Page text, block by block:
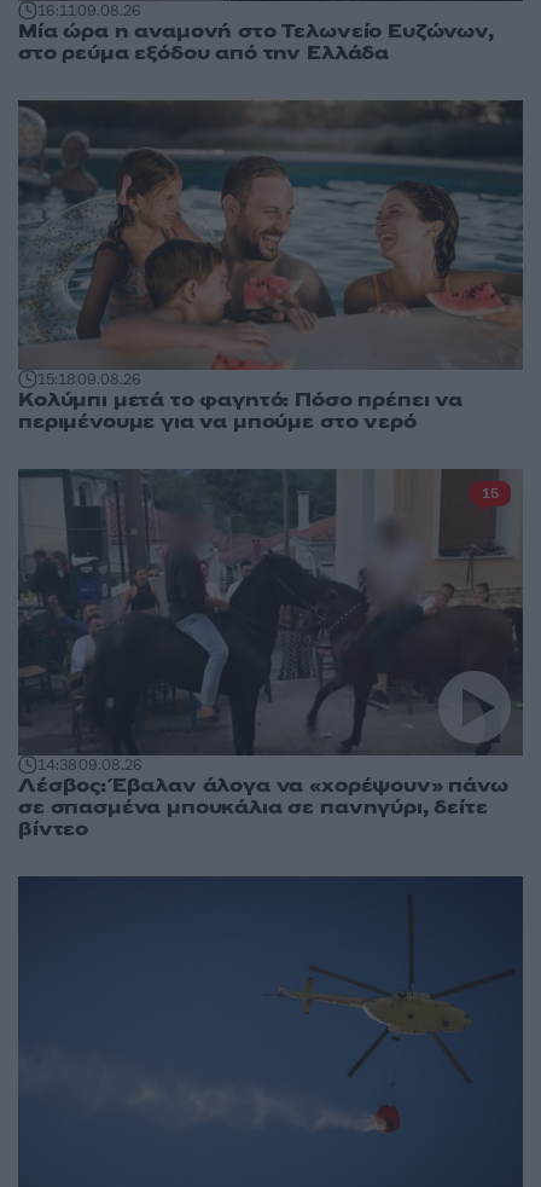
16:1109.08.26
Μία ώρα η αναμονή στο Τελωνείο Ευζώνων,
στο ρεύμα εξόδου από την Ελλάδα
15:1809.08.26
Κολύμπι μετά το φαγητό: Πόσο πρέπει να
περιμένουμε για να μπούμε στο νερό
14:3809.08.26
Λέσβος: Έβαλαν άλογα να «χορέψουν» πάνω
σε σπασμένα μπουκάλια σε πανηγύρι, δείτε
βίντεο
15